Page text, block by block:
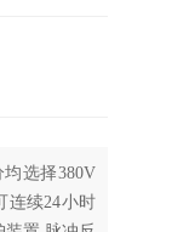
选择380V
连续24小时